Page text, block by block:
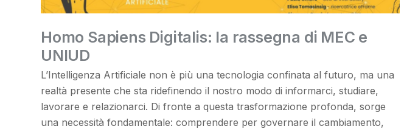
Homo Sapiens Digitalis: la rassegna di MEC e
UNIUD
L’Intelligenza Artificiale non è più una tecnologia confinata al futuro, ma una
realtà presente che sta ridefinendo il nostro modo di informarci, studiare,
lavorare e relazionarci. Di fronte a questa trasformazione profonda, sorge
una necessità fondamentale: comprendere per governare il cambiamento,